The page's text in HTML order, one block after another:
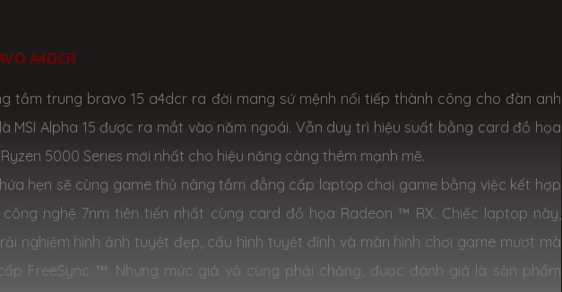
A4DCR
tầm trung bravo 15 a4dcr ra đời mang sứ mệnh nối tiếp thành công cho đàn anh
MSI Alpha 15 được ra mắt vào năm ngoái. Vẫn duy trì hiệu suất bằng card đồ họa
5000 Series mới nhất cho hiệu năng càng thêm mạnh mẽ.
hẹn sẽ cùng game thủ nâng tầm đẳng cấp laptop chơi game bằng việc kết hợp
công nghệ 7nm tiên tiến nhất cùng card đồ họa Radeon ™ RX. Chiếc laptop này,
nghiệm hình ảnh tuyệt đẹp, cấu hình tuyệt đỉnh và màn hình chơi game mượt mà
FreeSync ™. Nhưng mức giá vô cùng phải chăng, được đánh giá là sản phẩm